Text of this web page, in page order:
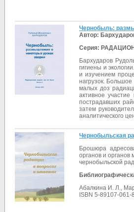
Чернобыль:
Автор:
Серия:
Бархударов
гигиены и
и изучением
нагрузок.
малых доз
активное
пострадавших
затем
аналитического
Чернобыльская
Брошюра
органов и
чернобыльской
Абалкина И. Л.,
ISBN 5-89107-061-8